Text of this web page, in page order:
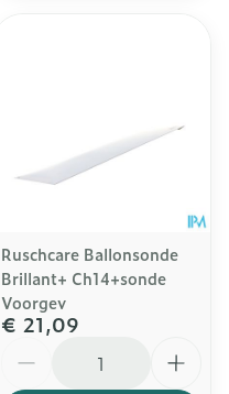
Ruschcare Ballonsonde
Brillant+ Ch14+sonde
Voorgev
€ 21,09